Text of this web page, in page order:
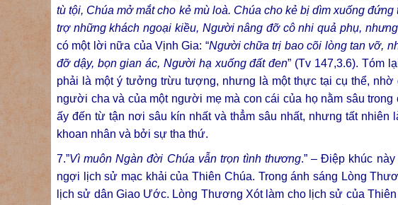
tù tội, Chúa mở mắt cho kẻ mù loà. Chúa cho kẻ bị dìm xuống
trợ những khách ngoại kiều, Người nâng đỡ cô nhi quả phụ,
có một lời nữa của Vịnh Gia: “Người chữa trị bao cõi lòng tan vỡ,
đỡ dậy, bọn gian ác, Người hạ xuống đất đen” (Tv 147,3.6). Tóm
phải là một ý tưởng trừu tượng, nhưng là một thực tại cụ thể,
người cha và của một người mẹ mà con cái của họ nằm sâu
ấy đến từ tận nơi sâu kín nhất và thẳm sâu nhất, nhưng tất
khoan nhân và bởi sự tha thứ.
7.”Vì muôn Ngàn đời Chúa vẫn trọn tình thương.” – Điệp khúc
ngợi lịch sử mạc khải của Thiên Chúa. Trong ánh sáng Lòng
lịch sử dân Giao Ước. Lòng Thương Xót làm cho lịch sử của